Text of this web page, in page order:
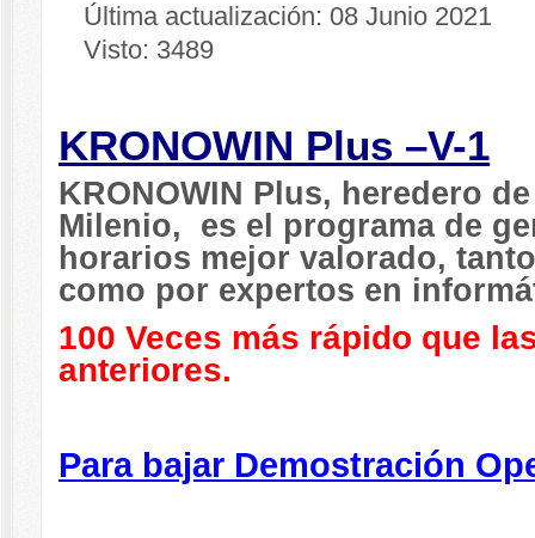
Última actualización: 08 Junio 2021
Visto: 3489
KRONOWIN Plus –V-1
KRONOWIN Plus, heredero
Milenio, es el programa de
horarios mejor valorado,
como por expertos en
100 Veces más rápido que
anteriores.
Para bajar Demostración